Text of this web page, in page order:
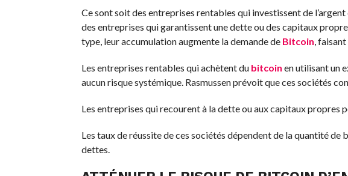
Ce sont soit des entreprises rentables qui investissent de
des entreprises qui garantissent une dette ou des capitaux
type, leur accumulation augmente la demande de Bitcoin ,
Les entreprises rentables qui achètent du bitcoin en utilisant un
aucun risque systémique. Rasmussen prévoit que ces sociétés
Les entreprises qui recourent à la dette ou aux capitaux propres
Les taux de réussite de ces sociétés dépendent de la quantité de
dettes.